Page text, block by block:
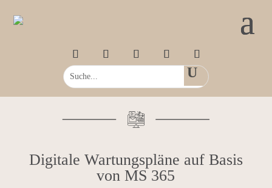
Digitale Wartungspläne auf Basis
von MS 365